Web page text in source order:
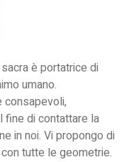
è portatrice di
umano.
consapevoli,
fine di contattare la
in noi. Vi propongo di
tutte le geometrie.